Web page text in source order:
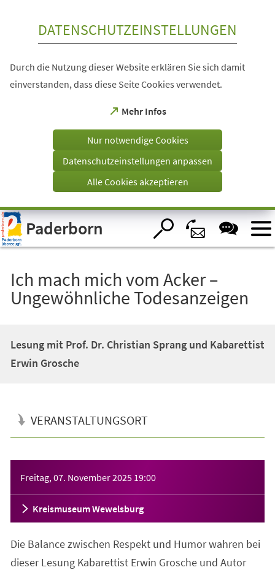
Visuelle
Assistenzsoftware
öffnen.
DATENSCHUTZEINSTELLUNGEN
Durch die Nutzung dieser Website erklären Sie sich damit
einverstanden, dass diese Seite Cookies verwendet.
Mehr Infos
(Öffnet
einem
Tab)
Nur notwendige Cookies
Datenschutzeinstellungen anpassen
Alle Cookies akzeptieren
Paderborn
Ich mach mich vom Acker –
Ungewöhnliche Todesanzeigen
Lesung mit Prof. Dr. Christian Sprang und Kabarettist
Erwin Grosche
VERANSTALTUNGSORT
Freitag, 07. November 2025 19:00
Kreismuseum Wewelsburg
Die Balance zwischen Respekt und Humor wahren bei
dieser Lesung Kabarettist Erwin Grosche und Autor